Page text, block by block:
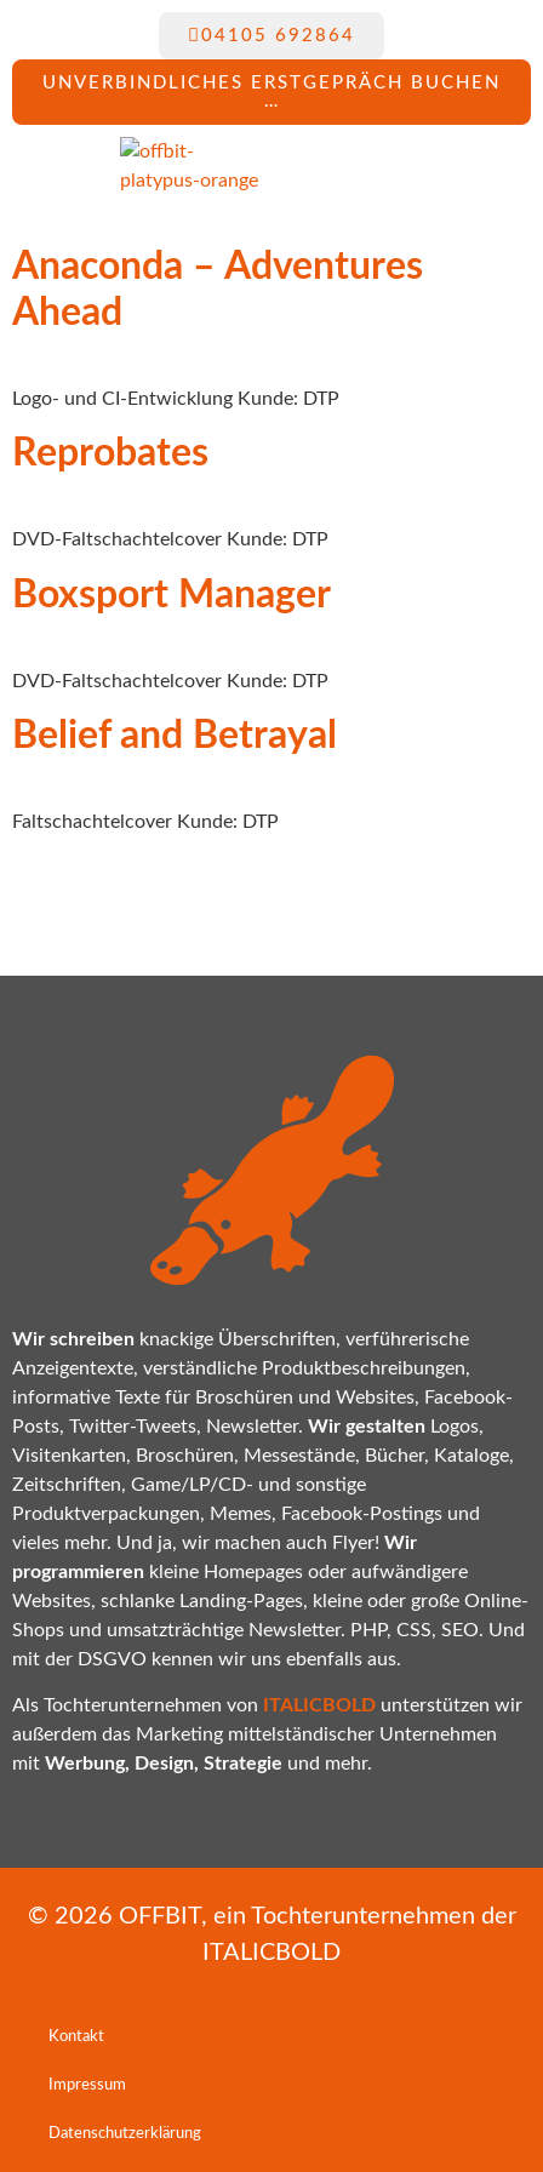
UNVERBINDLICHES ERSTGEPRÄCH BUCHEN
…
04105 692864
Anaconda – Adventures
Ahead
Logo- und CI-Entwicklung Kunde: DTP
Reprobates
DVD-Faltschachtelcover Kunde: DTP
Boxsport Manager
DVD-Faltschachtelcover Kunde: DTP
Belief and Betrayal
Faltschachtelcover Kunde: DTP
Wir schreiben knackige Überschriften, verführerische
Anzeigentexte, verständliche Produktbeschreibungen,
informative Texte für Broschüren und Websites, Facebook-
Posts, Twitter-Tweets, Newsletter. Wir gestalten Logos,
Visitenkarten, Broschüren, Messestände, Bücher, Kataloge,
Zeitschriften, Game/LP/CD- und sonstige
Produktverpackungen, Memes, Facebook-Postings und
vieles mehr. Und ja, wir machen auch Flyer! Wir
programmieren kleine Homepages oder aufwändigere
Websites, schlanke Landing-Pages, kleine oder große Online-
Shops und umsatzträchtige Newsletter. PHP, CSS, SEO. Und
mit der DSGVO kennen wir uns ebenfalls aus.
Als Tochterunternehmen von ITALICBOLD unterstützen wir
außerdem das Marketing mittelständischer Unternehmen
mit Werbung, Design, Strategie und mehr.
© 2026 OFFBIT, ein Tochterunternehmen der
ITALICBOLD
Kontakt
Impressum
Datenschutzerklärung